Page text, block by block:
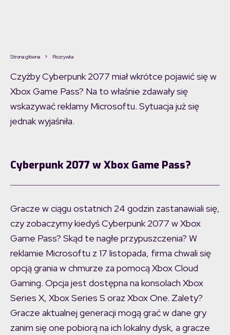
Strona główna Rozrywka
Czyżby Cyberpunk 2077 miał wkrótce pojawić się w
Xbox Game Pass? Na to właśnie zdawały się
wskazywać reklamy Microsoftu. Sytuacja już się
jednak wyjaśniła.
Cyberpunk 2077 w Xbox Game Pass?
Gracze w ciągu ostatnich 24 godzin zastanawiali się,
czy zobaczymy kiedyś Cyberpunk 2077 w Xbox
Game Pass? Skąd te nagłe przypuszczenia? W
reklamie Microsoftu z 17 listopada, firma chwali się
opcją grania w chmurze za pomocą Xbox Cloud
Gaming. Opcja jest dostępna na konsolach Xbox
Series X, Xbox Series S oraz Xbox One. Zalety?
Gracze aktualnej generacji mogą grać w dane gry
zanim się one pobiorą na ich lokalny dysk, a gracze